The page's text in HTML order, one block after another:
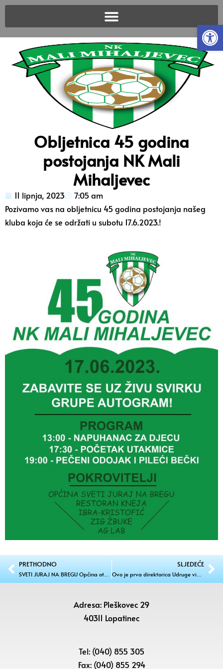
Obljetnica 45 godina
postojanja NK Mali
Mihaljevec
11 lipnja, 2023
7:05 am
Pozivamo vas na obljetnicu 45 godina postojanja našeg
kluba koja će se održati u subotu 17.6.2023.!
PRETHODNO
SVETI JURAJ NA BREGU Općina otkupljuje parcele za širenje zone u Brezju
SLJEDEĆE
Ovo je prva direktorica Udruge vinogradara i vinara Međimurja “Hortus Croatiae”!
Adresa: Pleškovec 29
40311 Lopatinec
Tel: (040) 855 305
Fax: (040) 855 294